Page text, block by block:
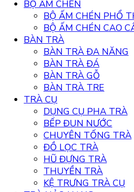
BỘ ẤM CHÉN
BỘ ẤM CHÉN PHỔ
BỘ ẤM CHÉN CAO
BÀN TRÀ
BÀN TRÀ ĐA NĂNG
BÀN TRÀ ĐÁ
BÀN TRÀ GỖ
BÀN TRÀ TRE
TRÀ CỤ
DỤNG CỤ PHA TRÀ
BẾP ĐUN NƯỚC
CHUYÊN TỐNG TRÀ
ĐỒ LỌC TRÀ
HŨ ĐỰNG TRÀ
THUYỀN TRÀ
KỆ TRƯNG TRÀ CỤ